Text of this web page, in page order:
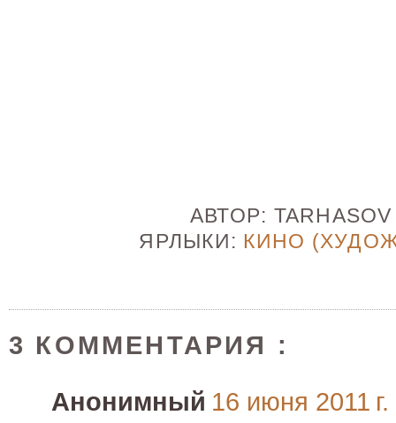
АВТОР:
ЯРЛЫКИ: КИНО
3 КОММЕНТАРИЯ :
Анонимный 16 июня 2011